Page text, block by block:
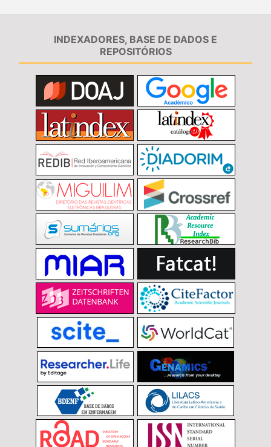
INDEXADORES, BASE DE DADOS E
REPOSITÓRIOS